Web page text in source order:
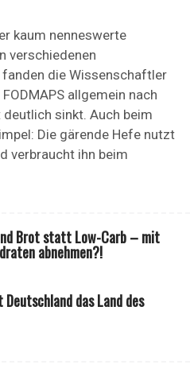
kaum nenneswerte
verschiedenen
die Wissenschaftler
allgemein nach
sinkt. Auch beim
Die gärende Hefe nutzt
verbraucht ihn beim
Brot statt Low-Carb – mit
abnehmen?!
Deutschland das Land des